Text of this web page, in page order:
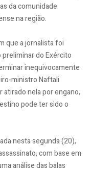
da comunidade
na região.
que a jornalista foi
do Exército
inequivocamente
ministro Naftali
nela por engano,
pode ter sido o
nesta segunda (20),
com base em
análise das balas